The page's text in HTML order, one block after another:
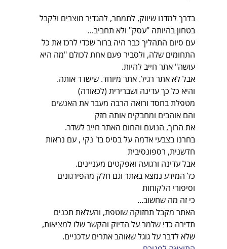
בדרך למדנו שיווק, לתמחר, להגדיר מוצרים ולקבל
בטחון בהיותה "עסק" ולא תחביב...
עם סיום התהליך כבר היה ברור שכדי לרכז את כל
התחומים שלה, ולסביר פעם אחת לכולם "מה היא
עושה" אתר חייב להיות.
אבל לא אתר רגיל. אתר מיוחד. שישדר אותה.
והיא כל כך עדינה ושברירית (לכאורה)
מטפלת בחסד ורואה הרבה מעבר את האנשים
והם אוהבים ומחבקים אותה חזק
את הרוך, הנועם והחום האתר חייב לשדר.
בחרנו בצבעי אדמה על בסיס בז' נקי , עם נראות
חדשנית, רספונסיבית
אבל עדינה ורגועה ואפקטים מעניינים.
כל המידע נמצא באתר וגם חלק מהפירגונים
וסיפורי הלקוחות
כי זה מה שחשוב...
האתר מקבל תחזוקה שוטפת, והעלאת תכנים
תדירה כדי שלמר על הדיוק והקשר שלו למציאות,
שלא לדבר על גוגל שאוהב אתרים עדכניים.